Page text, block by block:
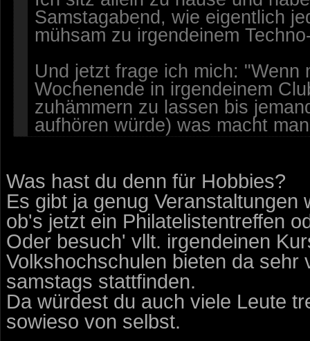
Samstagabend, wie eigentlich
mühsam zu irgendeinem
Und jetzt frage ich mich:
Wochenende in irgendeinem
zuhämmern zu lassen bis
aufhören würde) was macht
Was hast du denn für Hobbies?
Es gibt ja genug
ob's jetzt ein Philatelistentreffen
Oder besuch' vllt. irgendeinen
Volkshochschulen bieten da
samstags stattfinden.
Da würdest du auch viele Leute
sowieso von selbst.